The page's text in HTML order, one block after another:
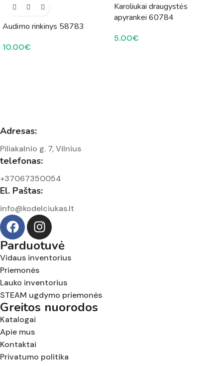
Audimo rinkinys 58783
10.00€
Karoliukai draugystės
apyrankei 60784
5.00€
Adresas:
Piliakalnio g. 7, Vilnius
telefonas:
+37067350054
El. Paštas:
info@kodelciukas.lt
Parduotuvė
Vidaus inventorius
Priemonės
Lauko inventorius
STEAM ugdymo priemonės
Greitos nuorodos
Katalogai
Apie mus
Kontaktai
Privatumo politika